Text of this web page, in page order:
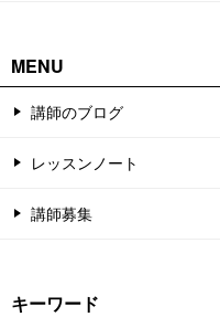
MENU
講師のブログ
レッスンノート
講師募集
キーワード